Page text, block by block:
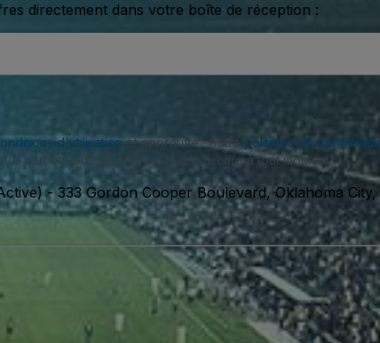
directement dans votre boîte de réception :
d'utilisationet approuvez notre politique de
part et vous pouvez vous désinscrire à tout moment.
-333 Gordon Cooper Boulevard, Oklahoma City,